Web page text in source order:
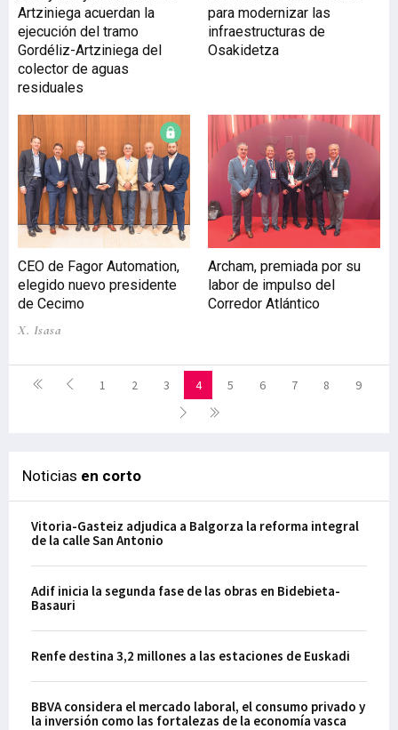
Artziniega acuerdan la
ejecución del tramo
Gordéliz-Artziniega del
colector de aguas
residuales
para modernizar las
infraestructuras de
Osakidetza
CEO de Fagor Automation,
elegido nuevo presidente
de Cecimo
X. Isasa
Archam, premiada por su
labor de impulso del
Corredor Atlántico
1 2 3 4 5 6 7 8 9
Noticias en corto
Vitoria-Gasteiz adjudica a Balgorza la reforma integral
de la calle San Antonio
Adif inicia la segunda fase de las obras en Bidebieta-
Basauri
Renfe destina 3,2 millones a las estaciones de Euskadi
BBVA considera el mercado laboral, el consumo privado y
la inversión como las fortalezas de la economía vasca